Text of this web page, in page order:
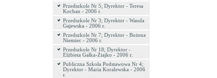
Przedszkole Nr 5; Dyrektor - Teresa
Kochan - 2006 r.
Przedszkole Nr 3; Dyrektor - Wanda
Gajewska - 2006 r.
Przedszkole Nr 7; Dyrektor - Bożena
Niemiec - 2006 r.
Przedszkole Nr 18; Dyrektor -
Elżbieta Gałka-Ziajko - 2006 r.
Publiczna Szkoła Podstawowa Nr 4;
Dyrektor - Maria Koralewska - 2006
r.